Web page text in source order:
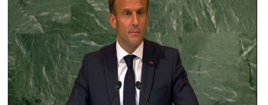
وسفر
ديكور
أخبار
إعلام